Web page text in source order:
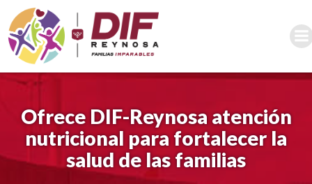
al
contenido
Ofrece DIF-Reynosa atención
nutricional para fortalecer la
salud de las familias